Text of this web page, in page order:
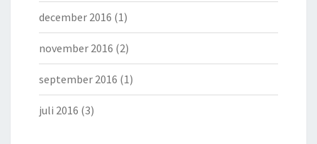
december 2016 (1)
november 2016 (2)
september 2016 (1)
juli 2016 (3)